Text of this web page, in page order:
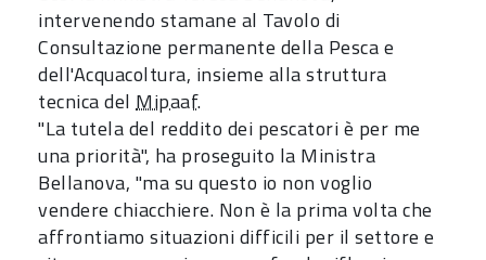
intervenendo stamane al Tavolo di
Consultazione permanente della Pesca e
dell'Acquacoltura, insieme alla struttura
tecnica delMipaaf.
"La tutela del reddito dei pescatori è per me
una priorità", ha proseguito la Ministra
Bellanova, "ma su questo io non voglio
vendere chiacchiere. Non è la prima volta che
affrontiamo situazioni difficili per il settore e